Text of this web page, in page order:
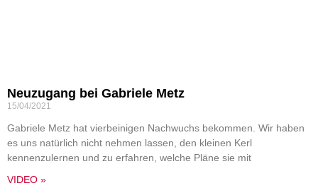
Neuzugang bei Gabriele Metz
15/04/2021
Gabriele Metz hat vierbeinigen Nachwuchs bekommen. Wir haben
es uns natürlich nicht nehmen lassen, den kleinen Kerl
kennenzulernen und zu erfahren, welche Pläne sie mit
VIDEO »